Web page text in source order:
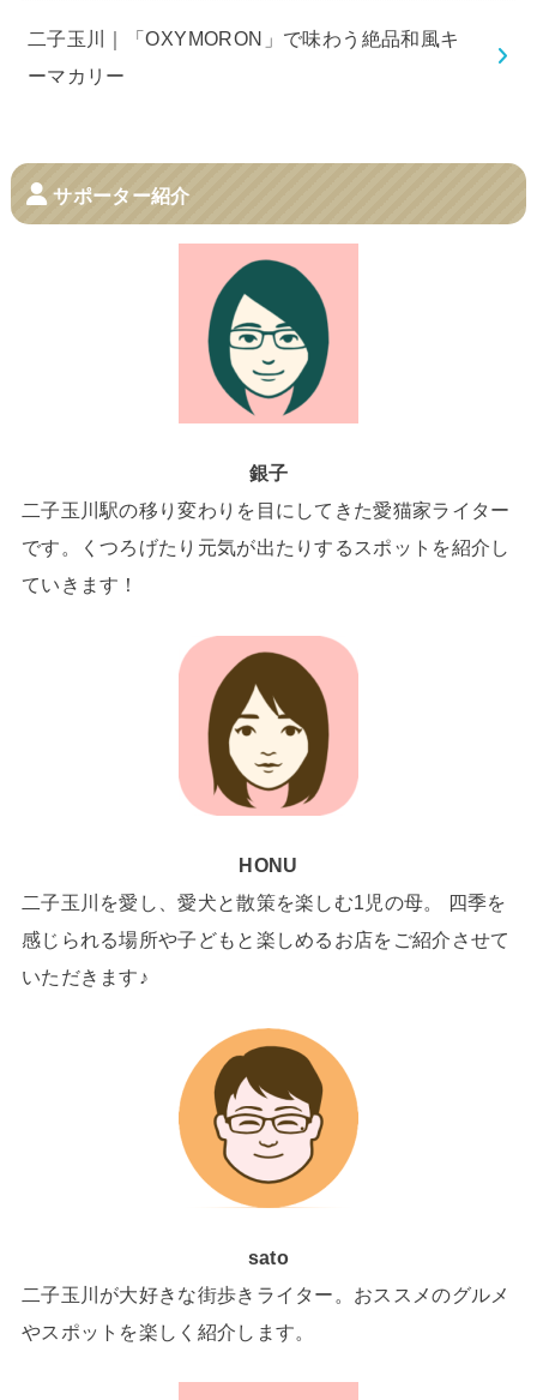
二子玉川｜「OXYMORON」で味わう絶品和風キ
ーマカリー
サポーター紹介
銀子
二子玉川駅の移り変わりを目にしてきた愛猫家ライター
です。くつろげたり元気が出たりするスポットを紹介し
ていきます！
HONU
二子玉川を愛し、愛犬と散策を楽しむ1児の母。 四季を
感じられる場所や子どもと楽しめるお店をご紹介させて
いただきます♪
sato
二子玉川が大好きな街歩きライター。おススメのグルメ
やスポットを楽しく紹介します。